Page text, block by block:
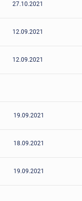
27.10.2021
12.09.2021
12.09.2021
19.09.2021
18.09.2021
19.09.2021